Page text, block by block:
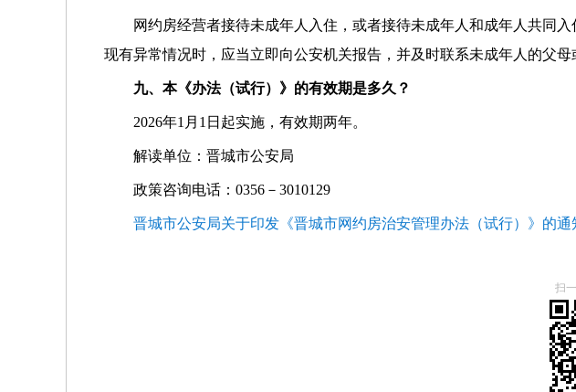
网约房经营者接待未成年人入住，或者接待未成年人和成年人共同
现有异常情况时，应当立即向公安机关报告，并及时联系未成年人的父母
九、本《办法（试行）》的有效期是多久？
2026年1月1日起实施，有效期两年。
解读单位：晋城市公安局
政策咨询电话：0356－3010129
晋城市公安局关于印发《晋城市网约房治安管理办法（试行）》的通
扫